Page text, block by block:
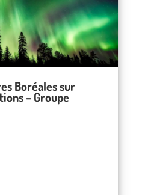
Boréales sur
– Groupe